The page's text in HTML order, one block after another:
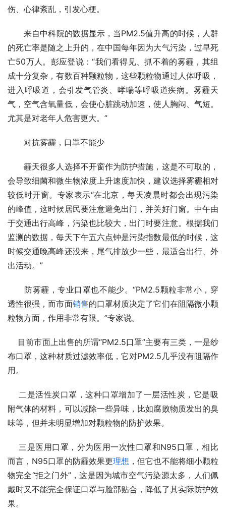
伤、心律紊乱，引发心梗。
来自中科院的数据显示，当PM2.5值升高的时候，人群
的死亡率是随之上升的，在中国每年因为大气污染，过早死
亡50万人。彭应登说：“我们看得见、抓不着的雾霾，其组
成十分复杂，有数百种颗粒物，这些颗粒物通过人体呼吸，
进入呼吸道，会引发气管炎、哮喘等呼吸道疾病。雾霾天
气，空气含氧量低，会使心脏跳动加速，使人胸闷、气短。
尤其是对老年人危害更大。”
对抗雾霾，口罩不能少
霾天很多人选择不开窗作为防护措施，这是不可取的，
会导致细菌和微生物浓度上升速度加快，建议选择雾霾相对
较低时开窗。专家表示“在北京，每天凌晨时都会出现污染
的峰值，这时候居民要注意避免出门，并关好门窗。中午由
于交通出行高峰，污染也比较大，出门时要注意。根据我们
监测的数据，每天下午五六点钟是污染指数最低的时候，这
时候交通晚高峰还没来，尾气排放少一些，最适合出行、外
出活动。”
防雾霾，专业口罩也不能少。“PM2.5颗粒非常小，穿
透性很强，而市面销售的口罩材质决定了它们在阻隔微小颗
粒物方面，作用非常有限。”专家说。
目前市面上出售的所谓“PM2.5口罩”主要有三类，一是纱
布口罩，这种材质过滤效率低，它对PM2.5几乎没有阻隔作
用。
二是活性炭口罩，这种口罩增加了一层活性炭，它是吸
附气体的材料，可以减除一些异味，比如腐败物质发出的臭
味等，但并未明显增加对颗粒物的防护效果。
三是医用口罩，分为医用一次性口罩和N95口罩，相比
而言，N95口罩的防霾效果更理想 ，但它也不能将细小颗粒
物完全“拒之门外”，这是因为城市空气污染源太多，人们佩
戴时又不能完全保证口罩与脸部贴合，降低了其实际防护效
果。